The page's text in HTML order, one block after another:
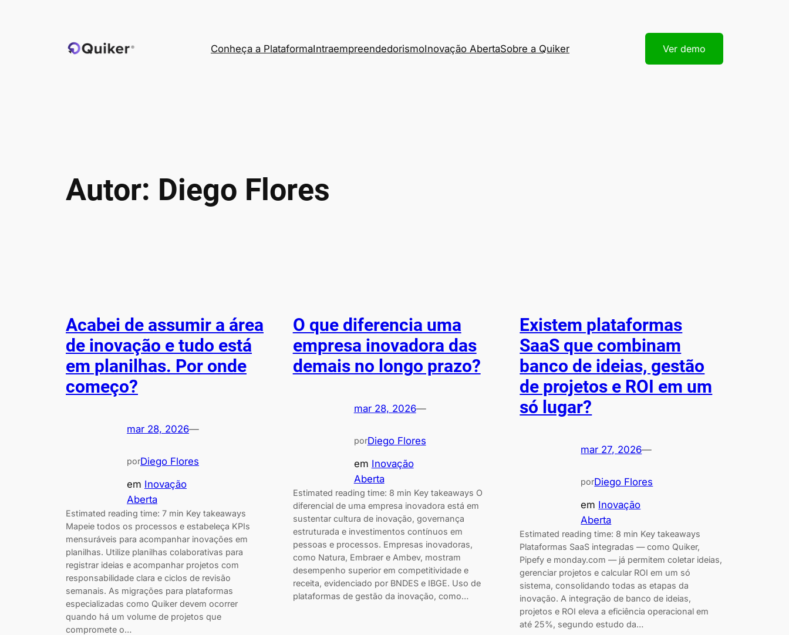
Conheça a PlataformaIntraempreendedorismoInovação AbertaSobre a Quiker Ver demo
Autor: Diego Flores
Acabei de assumir a área
de inovação e tudo está
em planilhas. Por onde
começo?
mar 28, 2026—
porDiego Flores
em Inovação
Aberta
Estimated reading time: 7 min Key takeaways
Mapeie todos os processos e estabeleça KPIs
mensuráveis para acompanhar inovações em
planilhas. Utilize planilhas colaborativas para
registrar ideias e acompanhar projetos com
responsabilidade clara e ciclos de revisão
semanais. As migrações para plataformas
especializadas como Quiker devem ocorrer
quando há um volume de projetos que
compromete o…
O que diferencia uma
empresa inovadora das
demais no longo prazo?
mar 28, 2026—
porDiego Flores
em Inovação
Aberta
Estimated reading time: 8 min Key takeaways O
diferencial de uma empresa inovadora está em
sustentar cultura de inovação, governança
estruturada e investimentos contínuos em
pessoas e processos. Empresas inovadoras,
como Natura, Embraer e Ambev, mostram
desempenho superior em competitividade e
receita, evidenciado por BNDES e IBGE. Uso de
plataformas de gestão da inovação, como…
Existem plataformas
SaaS que combinam
banco de ideias, gestão
de projetos e ROI em um
só lugar?
mar 27, 2026—
porDiego Flores
em Inovação
Aberta
Estimated reading time: 8 min Key takeaways
Plataformas SaaS integradas — como Quiker,
Pipefy e monday.com — já permitem coletar ideias,
gerenciar projetos e calcular ROI em um só
sistema, consolidando todas as etapas da
inovação. A integração de banco de ideias,
projetos e ROI eleva a eficiência operacional em
até 25%, segundo estudo da…